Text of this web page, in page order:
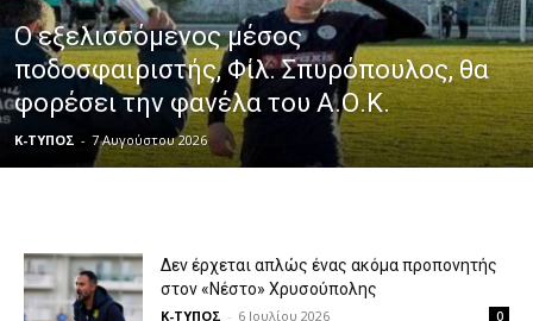
Ο εξελισσόμενος μέσος
ποδοσφαιριστής, Φίλ. Σπυρόπουλος, θα
φορέσει την φανέλα του Α.Ο.Κ.
Κ-ΤΥΠΟΣ - 7 Αυγούστου 2026
Δεν έρχεται απλώς ένας ακόμα προπονητής
στον «Νέστο» Χρυσούπολης
Κ-ΤΥΠΟΣ - 6 Ιουλίου 2026 0